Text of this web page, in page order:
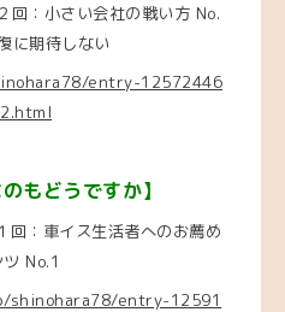
回：小さい会社の戦い方 No.
に期待しない
entry-12572446
もどうですか】
回：車イス生活者へのお薦め
No.1
shinohara78/entry-12591